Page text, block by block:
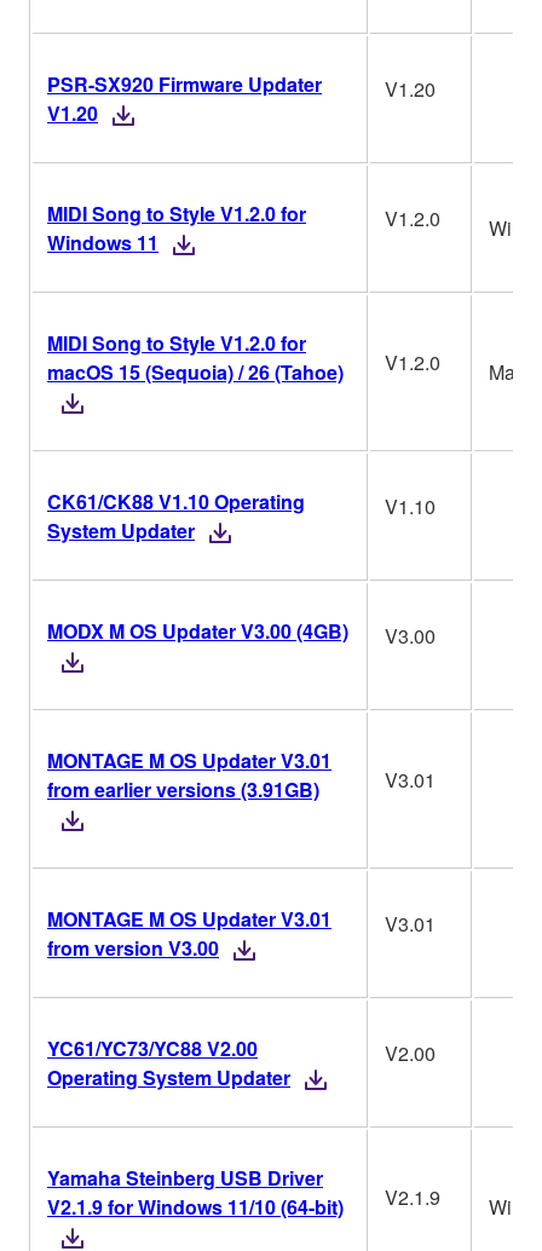
PSR-SX920 Firmware Updater
V1.20
V1.20
MIDI Song to Style V1.2.0 for
Windows 11
V1.2.0 Win
MIDI Song to Style V1.2.0 for
macOS 15 (Sequoia) / 26 (Tahoe)
V1.2.0 Mac
CK61/CK88 V1.10 Operating
System Updater
V1.10
MODX M OS Updater V3.00 (4GB) V3.00
MONTAGE M OS Updater V3.01
from earlier versions (3.91GB)
V3.01
MONTAGE M OS Updater V3.01
from version V3.00
V3.01
YC61/YC73/YC88 V2.00
Operating System Updater
V2.00
Yamaha Steinberg USB Driver
V2.1.9 for Windows 11/10 (64-bit)
V2.1.9 Win